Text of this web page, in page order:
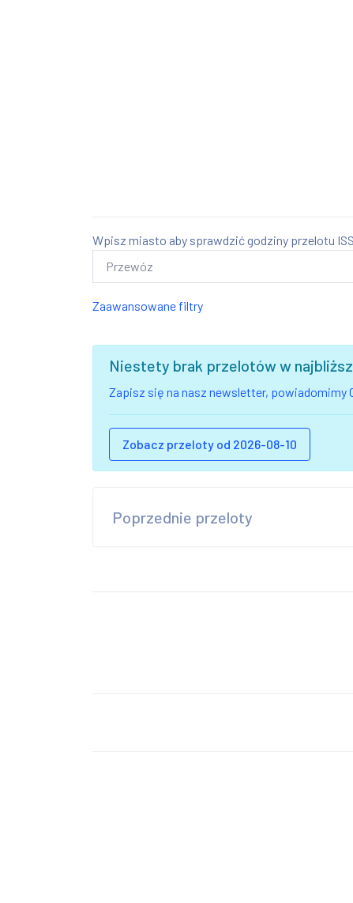
Wpisz miasto aby sprawdzić godziny przelotu
Zaawansowane filtry
Niestety brak przelotów w
Zapisz się na nasz newsletter, powiadomimy
Zobacz przeloty od 2026-08-10
Poprzednie przeloty